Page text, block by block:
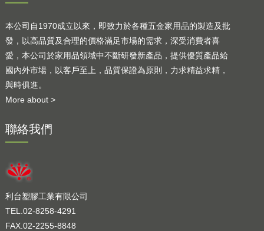
本公司自1970成立以來，即致力於各種五金家用品的製造及批
發，以高品質及合理的價格滿足市場的需求，深受消費者喜
愛，本公司於家用品領域中不斷研發新產品，提供優質產品給
國內外市場，以客戶至上，品質保證為原則，力求精益求精，
與時俱進。
More about >
聯絡我們
利台塑膠工業有限公司
TEL.02-8258-4291
FAX.02-2255-8848